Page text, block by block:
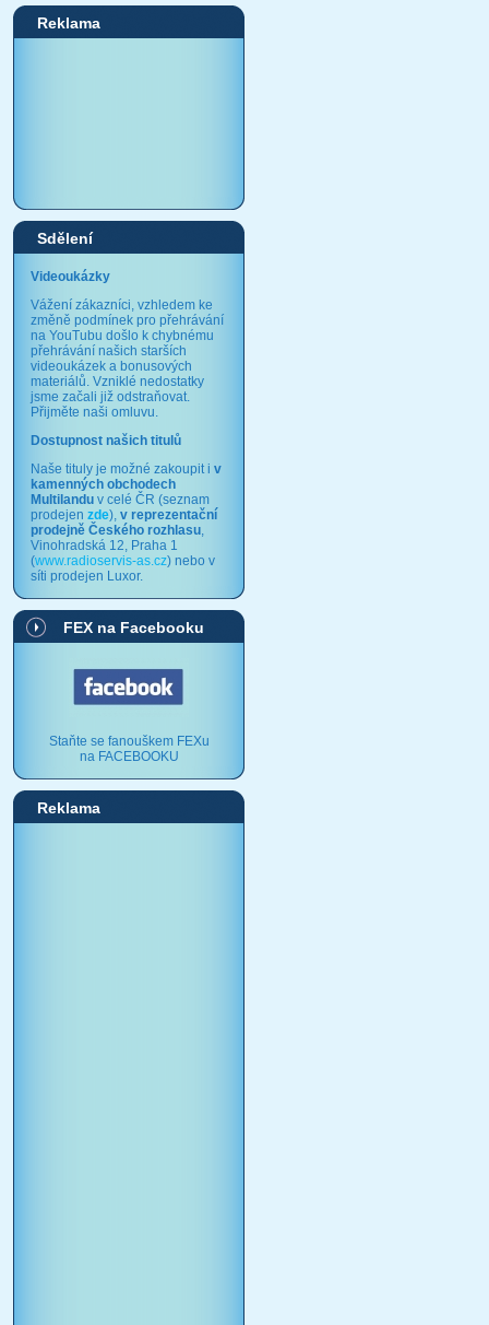
Reklama
Sdělení
Videoukázky
Vážení zákazníci, vzhledem ke
změně podmínek pro přehrávání
na YouTubu došlo k chybnému
přehrávání našich starších
videoukázek a bonusových
materiálů. Vzniklé nedostatky
jsme začali již odstraňovat.
Přijměte naši omluvu.
Dostupnost našich titulů
Naše tituly je možné zakoupit i v
kamenných obchodech
Multilandu v celé ČR (seznam
prodejen zde), v reprezentační
prodejně Českého rozhlasu,
Vinohradská 12, Praha 1
(www.radioservis-as.cz) nebo v
síti prodejen Luxor.
FEX na Facebooku
Staňte se fanouškem FEXu
na FACEBOOKU
Reklama